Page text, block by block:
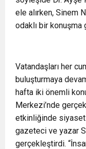
ele alırken, Sinem
odaklı bir
Vatandaşları her
buluşturmaya
hafta iki önemli
Merkezi’nde
etkinliğinde siyaset
gazeteci ve yazar
gerçekleştirdi.